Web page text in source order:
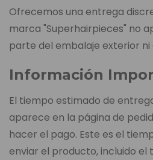
Ofrecemos una entrega
marca "Superhairpieces" no
parte del embalaje exterior ni
Información
El tiempo estimado de
aparece en la página de
hacer el pago. Este es el
enviar el producto, incluido